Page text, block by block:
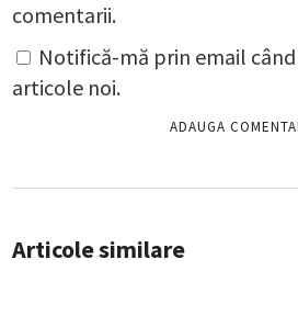
comentarii.
Notifică-mă prin email
articole noi.
Articole similare